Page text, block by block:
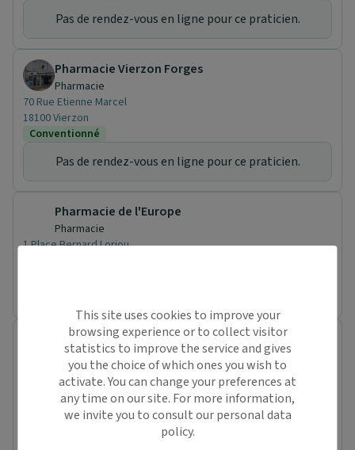
Pas de rendez-vous en ligne pour ce praticien.
Pharmacie Vierzon Forges
Pharmacie
70 Rue Etienne Marcel
18100 Vierzon
Conventionné
Pas de rendez-vous en ligne pour ce praticien.
Pharmacie de l'Europe
Pharmacie
1 Place Bernard Lorjou
Pharmacie de la Halle
Pharmacie
6 Place de la Halle
45310 Patay
Conventionné
Jeu.
This site uses cookies to improve your
browsing experience or to collect visitor
statistics to improve the service and gives
you the choice of which ones you wish to
activate. You can change your preferences at
any time on our site. For more information,
we invite you to consult our personal data
policy.